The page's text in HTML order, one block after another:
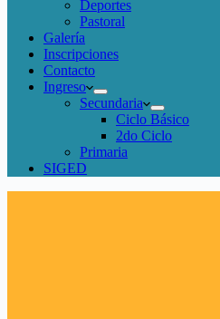
Deportes
Pastoral
Galería
Inscripciones
Contacto
Ingreso
Secundaria
Ciclo Básico
2do Ciclo
Primaria
SIGED